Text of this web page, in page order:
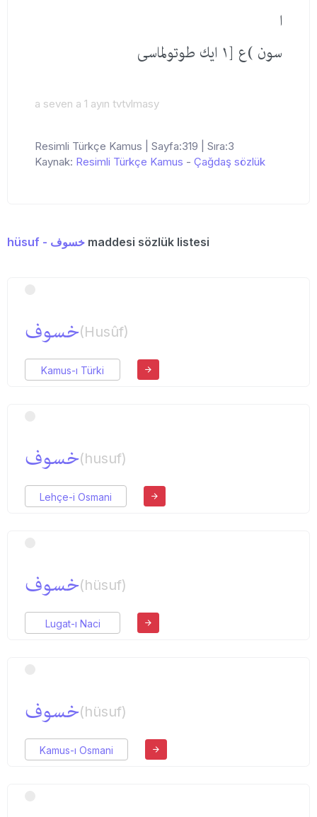
ا
سون )ع [١ ایك طوتولماسی
a seven a 1 ayın tvtvlmasy
Resimli Türkçe Kamus | Sayfa:319 | Sıra:3
Kaynak: Resimli Türkçe Kamus - Çağdaş sözlük
hüsuf - خسوف maddesi sözlük listesi
خسوف(Husûf)
Kamus-ı Türki
خسوف(husuf)
Lehçe-i Osmani
خسوف(hüsuf)
Lugat-ı Naci
خسوف(hüsuf)
Kamus-ı Osmani